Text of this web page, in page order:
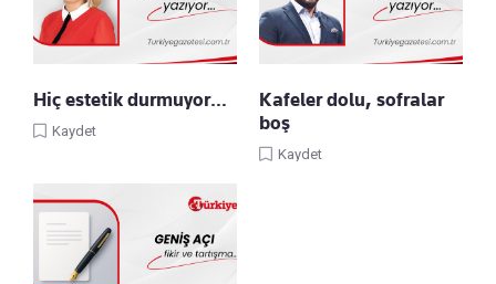
Hiç estetik durmuyor…
Kaydet
Kafeler dolu, sofralar
boş
Kaydet